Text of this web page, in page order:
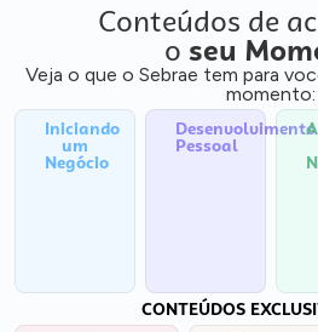
Conteúdos de
o seu
Veja o que o Sebrae tem para
momento:
Iniciando
um
Negócio
Desenvolvimento
Pessoal
CONTEÚDOS